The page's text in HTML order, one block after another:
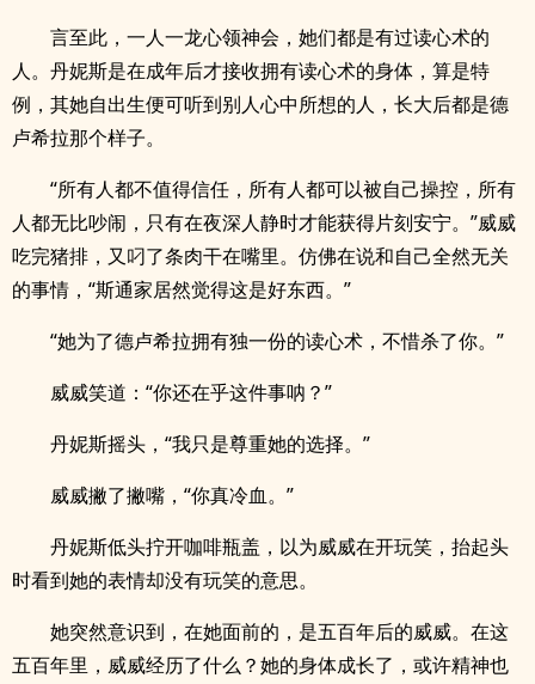
言至此，一人一龙心领神会，她们都是有过读心术的
人。丹妮斯是在成年后才接收拥有读心术的身体，算是特
例，其她自出生便可听到别人心中所想的人，长大后都是德
卢希拉那个样子。
“所有人都不值得信任，所有人都可以被自己操控，所有
人都无比吵闹，只有在夜深人静时才能获得片刻安宁。”威威
吃完猪排，又叼了条肉干在嘴里。仿佛在说和自己全然无关
的事情，“斯通家居然觉得这是好东西。”
“她为了德卢希拉拥有独一份的读心术，不惜杀了你。”
威威笑道：“你还在乎这件事呐？”
丹妮斯摇头，“我只是尊重她的选择。”
威威撇了撇嘴，“你真冷血。”
丹妮斯低头拧开咖啡瓶盖，以为威威在开玩笑，抬起头
时看到她的表情却没有玩笑的意思。
她突然意识到，在她面前的，是五百年后的威威。在这
五百年里，威威经历了什么？她的身体成长了，或许精神也